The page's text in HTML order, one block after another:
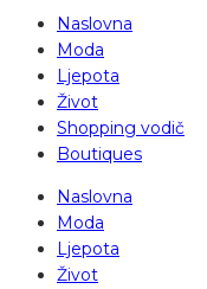
Naslovna
Moda
Ljepota
Život
Shopping vodič
Boutiques
Naslovna
Moda
Ljepota
Život